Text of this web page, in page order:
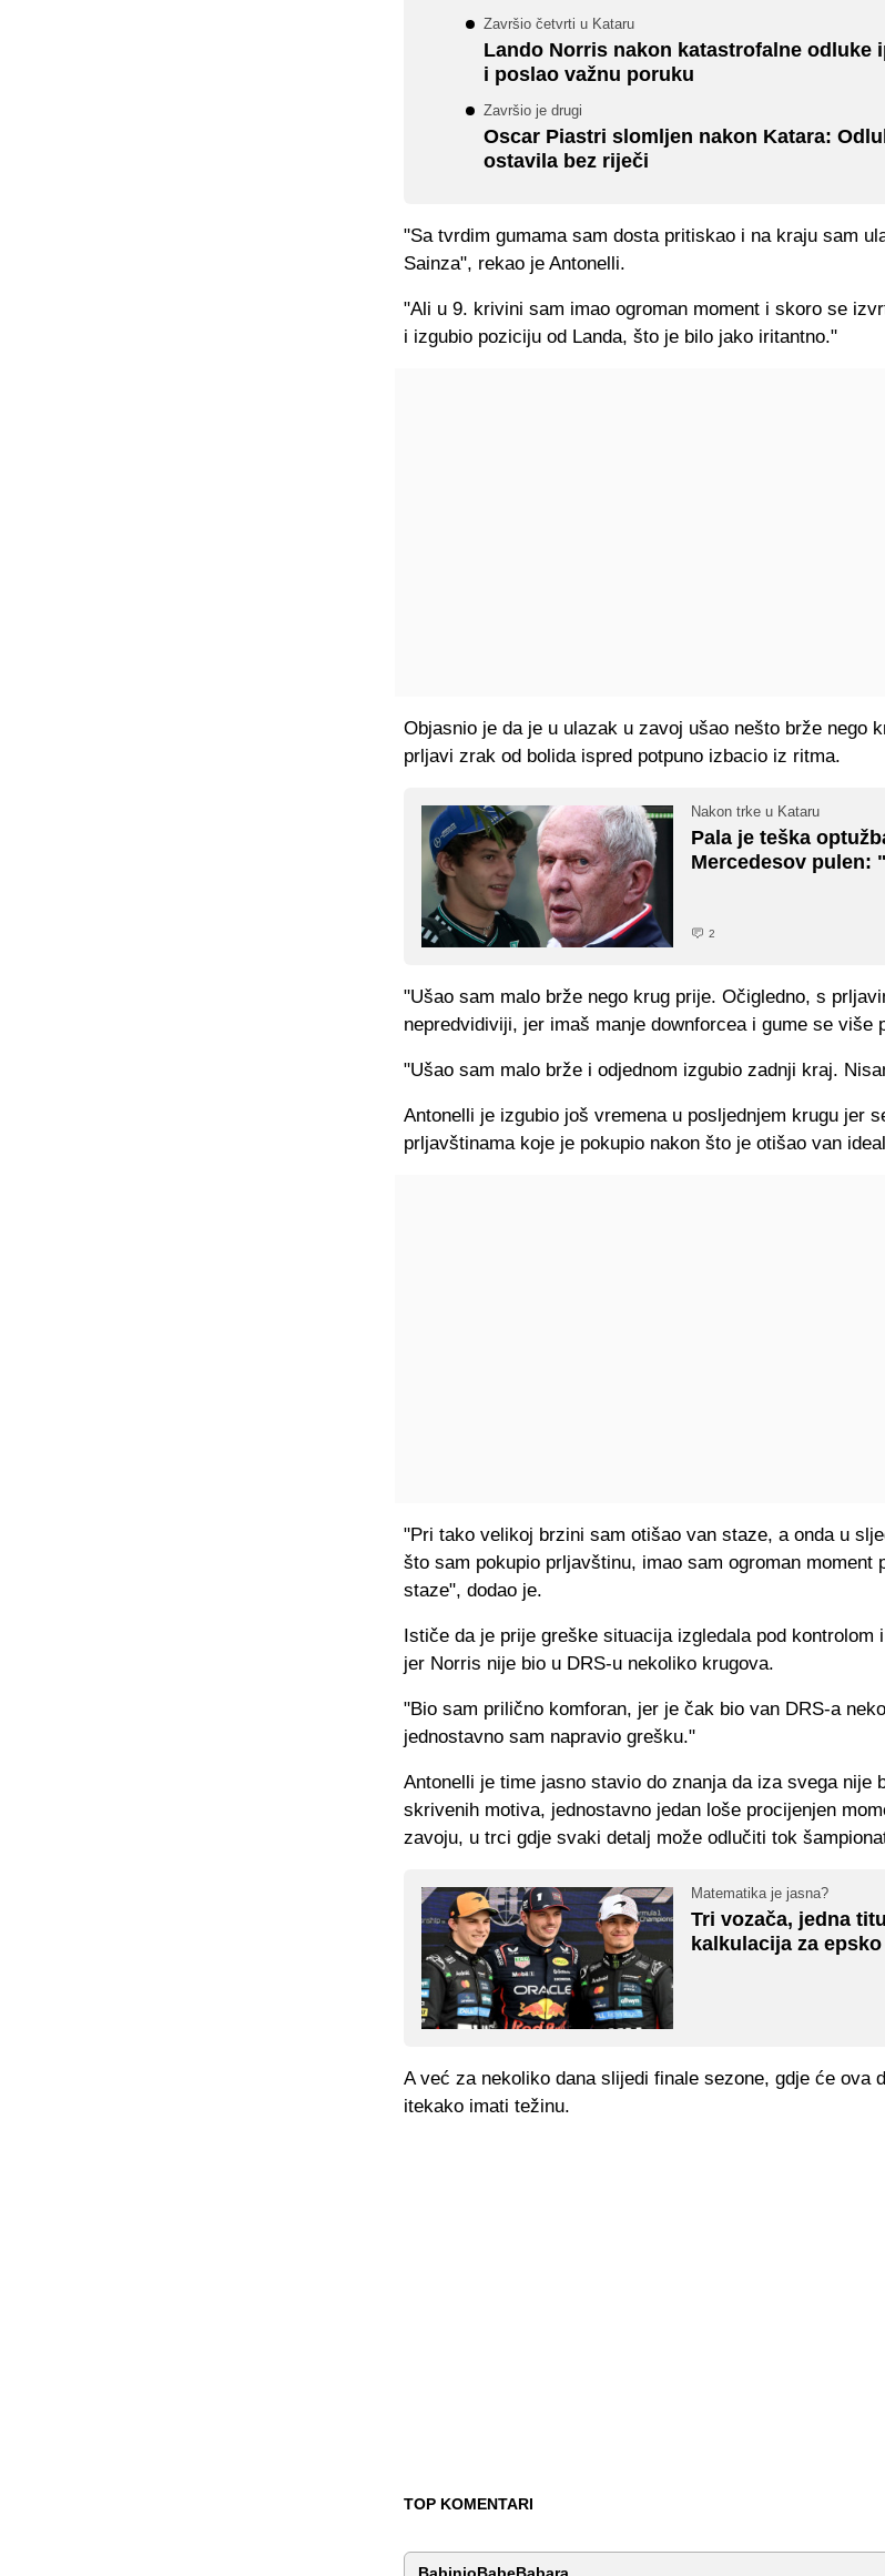
Završio četvrti u Kataru
Lando Norris nakon katastrofalne odluke
i poslao važnu poruku
Završio je drugi
Oscar Piastri slomljen nakon Katara:
ostavila bez riječi
"Sa tvrdim gumama sam dosta pritiskao i na kraju sam
Sainza", rekao je Antonelli.
"Ali u 9. krivini sam imao ogroman moment i skoro se
i izgubio poziciju od Landa, što je bilo jako iritantno."
Objasnio je da je u ulazak u zavoj ušao nešto brže nego
prljavi zrak od bolida ispred potpuno izbacio iz ritma.
Nakon trke u Kataru
Pala je teška
Mercedesov pulen:
2
"Ušao sam malo brže nego krug prije. Očigledno, s
nepredvidiviji, jer imaš manje downforcea i gume se više
"Ušao sam malo brže i odjednom izgubio zadnji kraj.
Antonelli je izgubio još vremena u posljednjem krugu jer
prljavštinama koje je pokupio nakon što je otišao van
"Pri tako velikoj brzini sam otišao van staze, a onda u
što sam pokupio prljavštinu, imao sam ogroman moment
staze", dodao je.
Ističe da je prije greške situacija izgledala pod kontrolom
jer Norris nije bio u DRS-u nekoliko krugova.
"Bio sam prilično komforan, jer je čak bio van DRS-a
jednostavno sam napravio grešku."
Antonelli je time jasno stavio do znanja da iza svega nije
skrivenih motiva, jednostavno jedan loše procijenjen
zavoju, u trci gdje svaki detalj može odlučiti tok
Matematika je jasna?
Tri vozača, jedna
kalkulacija za
A već za nekoliko dana slijedi finale sezone, gdje će ova
itekako imati težinu.
TOP KOMENTARI
BabinjoBabeBabara